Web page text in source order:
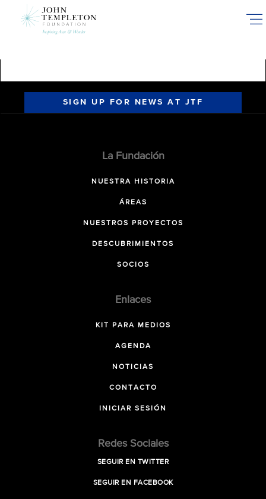
SIGN UP FOR NEWS AT JTF
La Fundación
NUESTRA HISTORIA
ÁREAS
NUESTROS PROYECTOS
DESCUBRIMIENTOS
SOCIOS
Enlaces
KIT PARA MEDIOS
AGENDA
NOTICIAS
CONTACTO
INICIAR SESIÓN
Redes Sociales
SEGUIR EN TWITTER
SEGUIR EN FACEBOOK